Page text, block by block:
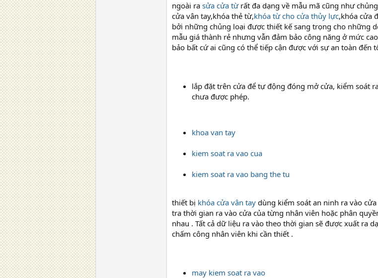
ngoài ra sửa cửa từrất đa dạng về mẫu mã cũng như
cửa vân tay,khóa thẻ từ,khóa từ cho cửa thủy lực,khóa cửa
bởi những chủng loại được thiết kế sang trọng cho những
mẫu giá thành rẻ nhưng vẫn đảm bảo công năng ở mức
bảo bất cứ ai cũng có thể tiếp cận được với sự an toàn đến
lắp đặt trên cửa để tự động đóng mở cửa, kiểm soát
chưa được phép.
khoa van tay
kiem soat ra vao cua
kiem soat ra vao bang the tu
thiết bị khóa cửa vân tay dùng kiểm soát an ninh ra vào
tra thời gian ra vào cửa của từng nhân viên hoặc phân
nhau . Tất cả dữ liệu ra vào theo thời gian sẽ được xuất ra
chấm công nhân viên khi cần thiết .
may kiem soat ra vao